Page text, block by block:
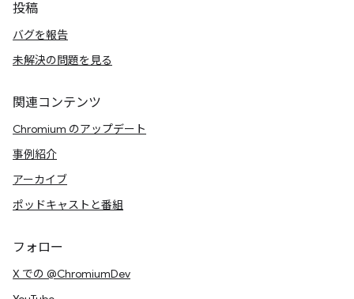
投稿
バグを報告
未解決の問題を見る
関連コンテンツ
Chromium のアップデート
事例紹介
アーカイブ
ポッドキャストと番組
フォロー
X での @ChromiumDev